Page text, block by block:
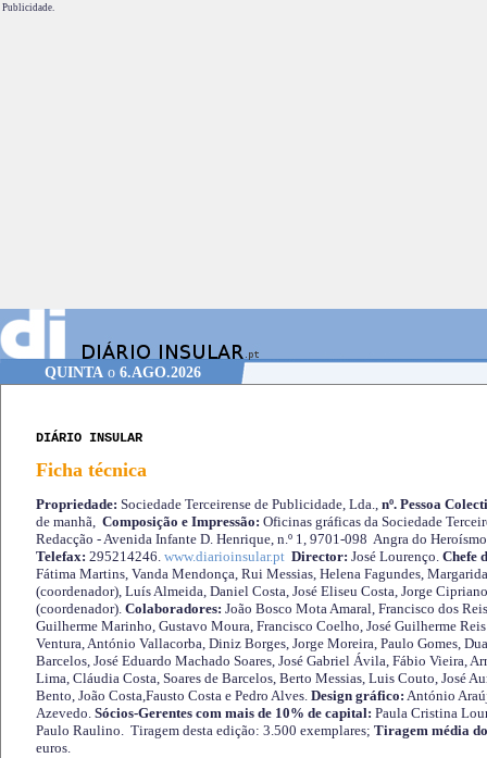
Publicidade.
QUINTAo 6.AGO.2026
DIÁRIO INSULAR
Ficha técnica
Propriedade: Sociedade Terceirense de Publicidade, Lda., nº. Pessoa
de manhã, Composição e Impressão: Oficinas gráficas da Sociedade
Redacção - Avenida Infante D. Henrique, n.º 1, 9701-098 Angra do
Telefax: 295214246. www.diarioinsular.pt Director: José Lourenço. Chefe
Fátima Martins, Vanda Mendonça, Rui Messias, Helena Fagundes,
(coordenador), Luís Almeida, Daniel Costa, José Eliseu Costa, Jorge
(coordenador). Colaboradores: João Bosco Mota Amaral, Francisco dos
Guilherme Marinho, Gustavo Moura, Francisco Coelho, José Guilherme
Ventura, António Vallacorba, Diniz Borges, Jorge Moreira, Paulo Gomes,
Barcelos, José Eduardo Machado Soares, José Gabriel Ávila, Fábio Vieira,
Lima, Cláudia Costa, Soares de Barcelos, Berto Messias, Luis Couto, José
Bento, João Costa,Fausto Costa e Pedro Alves. Design gráfico: António
Azevedo. Sócios-Gerentes com mais de 10% de capital: Paula Cristina
Paulo Raulino. Tiragem desta edição: 3.500 exemplares; Tiragem média
euros.